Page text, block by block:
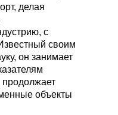
делая
с
своим
он занимает
продолжает
объекты